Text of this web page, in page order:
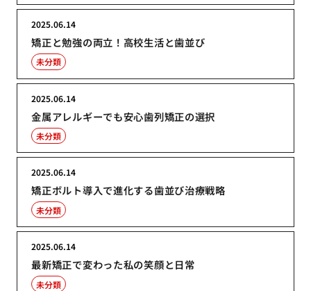
矯正と勉強の両立！高校生活と歯並び
2025.06.14
未分類
金属アレルギーでも安心歯列矯正の選択
2025.06.14
未分類
矯正ボルト導入で進化する歯並び治療戦略
2025.06.14
未分類
最新矯正で変わった私の笑顔と日常
2025.06.14
未分類